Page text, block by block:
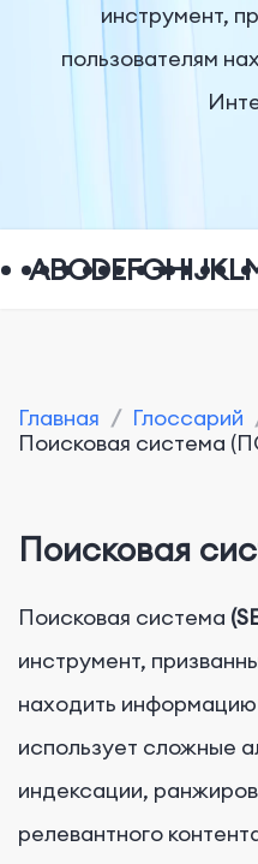
инструмент,
пользователям
ABCDEFGHIJKL
Главная / Глоссарий
Поисковая система
Поисковая
Поисковая система
инструмент,
находить
использует сложные
индексации,
релевантного